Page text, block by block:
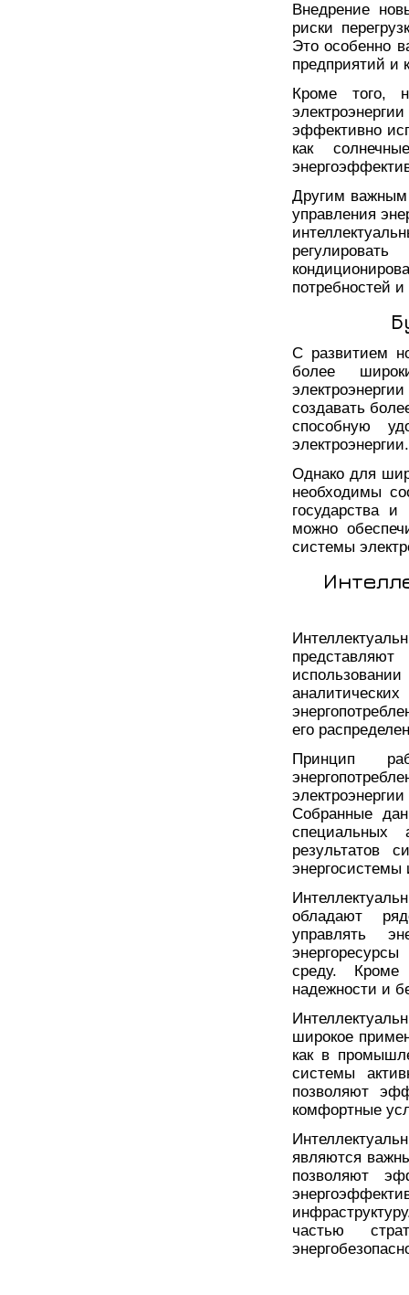
Внедрение
риски
Это особенно
предприятий и
Кроме того,
эффективно
как
Другим важным
управления
потребностей
С развитием
более
создавать
способную
электроэнергии.
Однако для
необходимы
государства
можно
системы
его
Принцип
Собранные
специальных
результатов
энергосистемы
обладают
управлять
среду. Кроме
надежности и
широкое
как в
системы
позволяют
комфортные
являются
позволяют
частью